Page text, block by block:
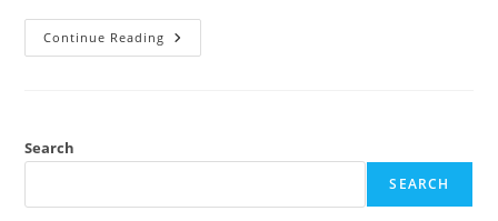
Continue Reading Rahasia
Rasa
Search
SEARCH